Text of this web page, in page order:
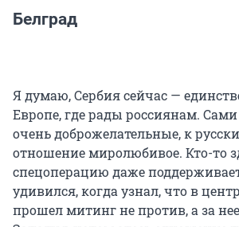
Белград
Я думаю, Сербия сейчас —
Европе, где рады россиянам. Сами
очень доброжелательные, к
отношение миролюбивое. Кто-то
спецоперацию даже
удивился, когда узнал, что в
прошел митинг не против, а за